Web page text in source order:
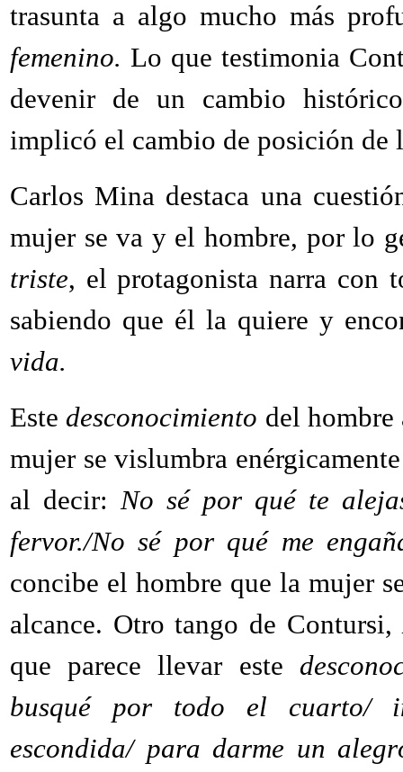
trasunta a algo mucho más
femenino. Lo que testimonia
devenir de un cambio
implicó el cambio de posición de
Carlos Mina destaca una
mujer se va y el hombre, por lo
triste, el protagonista narra con
sabiendo que él la quiere y
vida.
Este desconocimiento del hombre
mujer se vislumbra
al decir: No sé por qué te
fervor./No sé por qué me
concibe el hombre que la mujer
alcance. Otro tango de Contursi,
que parece llevar este
busqué por todo el cuarto/
escondida/ para darme un